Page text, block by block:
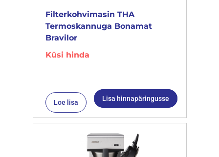
Filterkohvimasin THA
Termoskannuga Bonamat
Bravilor
Küsi hinda
Loe lisa Lisa hinnapäringusse